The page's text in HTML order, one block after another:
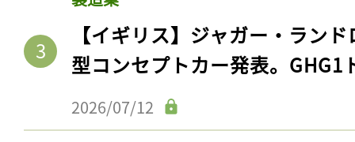
【イギリス】ジャガー・ラン
型コンセプトカー発表。GHG1
2026/07/12